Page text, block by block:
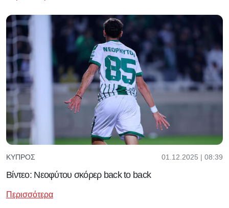
ΚΎΠΡΟΣ 01.12.2025 | 08:39
Βίντεο: Νεοφύτου σκόρερ back to back
Περισσότερα